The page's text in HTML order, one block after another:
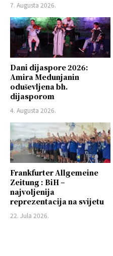
7. Augusta 2026.
Dani dijaspore 2026:
Amira Medunjanin
oduševljena bh.
dijasporom
4. Augusta 2026.
Frankfurter Allgemeine
Zeitung : BiH –
najvoljenija
reprezentacija na svijetu
22. Jula 2026.